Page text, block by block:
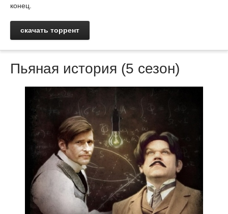
конец.
скачать торрент
Пьяная история (5 сезон)